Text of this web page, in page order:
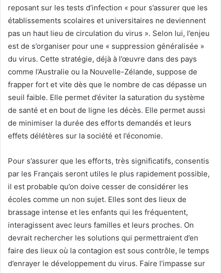
reposant sur les tests d’infection « pour s’assurer que les
établissements scolaires et universitaires ne deviennent
pas un haut lieu de circulation du virus ». Selon lui, l’enjeu
est de s’organiser pour une « suppression généralisée »
du virus. Cette stratégie, déjà à l’œuvre dans des pays
comme l’Australie ou la Nouvelle-Zélande, suppose de
frapper fort et vite dès que le nombre de cas dépasse un
seuil faible. Elle permet d’éviter la saturation du système
de santé et en bout de ligne les décès. Elle permet aussi
de minimiser la durée des efforts demandés et leurs
effets délétères sur la société et l’économie.
Pour s’assurer que les efforts, très significatifs, consentis
par les Français seront utiles le plus rapidement possible,
il est probable qu’on doive cesser de considérer les
écoles comme un non sujet. Elles sont des lieux de
brassage intense et les enfants qui les fréquentent,
interagissent avec leurs familles et leurs proches. On
devrait rechercher les solutions qui permettraient d’en
faire des lieux où la contagion est sous contrôle, le temps
d’enrayer le développement du virus. Faire l’impasse sur